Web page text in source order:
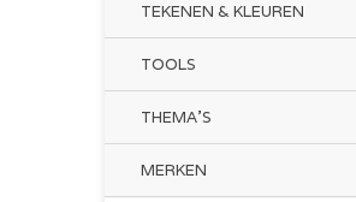
TEKENEN & KLEUREN
TOOLS
THEMA'S
MERKEN